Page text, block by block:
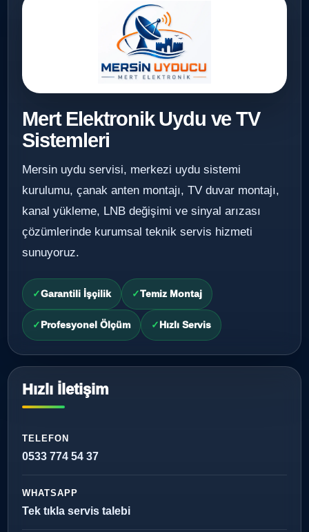
Mert Elektronik Uydu ve TV
Sistemleri
Mersin uydu servisi, merkezi uydu sistemi
kurulumu, çanak anten montajı, TV duvar montajı,
kanal yükleme, LNB değişimi ve sinyal arızası
çözümlerinde kurumsal teknik servis hizmeti
sunuyoruz.
Garantili İşçilik Temiz Montaj
Profesyonel Ölçüm Hızlı Servis
Hızlı İletişim
TELEFON
0533 774 54 37
WHATSAPP
Tek tıkla servis talebi